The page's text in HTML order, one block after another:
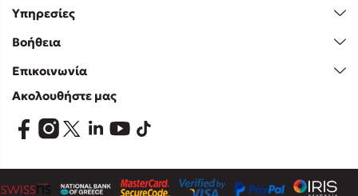
Υπηρεσίες
Βοήθεια
Επικοινωνία
Ακολουθήστε μας